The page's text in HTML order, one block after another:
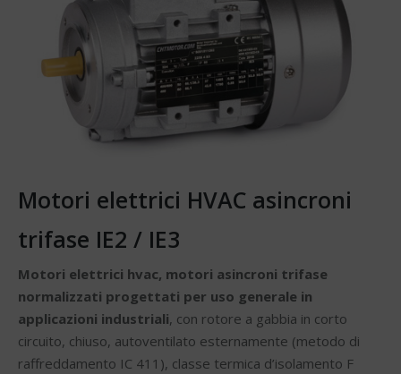
Motori elettrici HVAC asincroni
trifase IE2 / IE3
Motori elettrici hvac, motori asincroni trifase
normalizzati progettati per uso generale in
applicazioni industriali, con rotore a gabbia in corto
circuito, chiuso, autoventilato esternamente (metodo di
raffreddamento IC 411), classe termica d’isolamento F